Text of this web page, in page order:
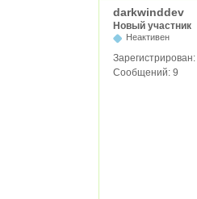
darkwinddev
Новый участник
Неактивен
Зарегистрирован:
Сообщений: 9